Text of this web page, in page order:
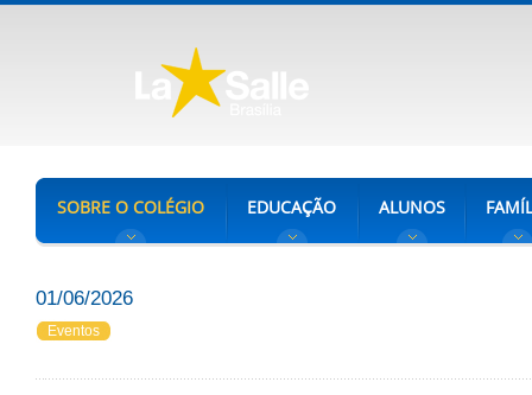
SOBRE O COLÉGIO EDUCAÇÃO ALUNOS
01/06/2026
Eventos